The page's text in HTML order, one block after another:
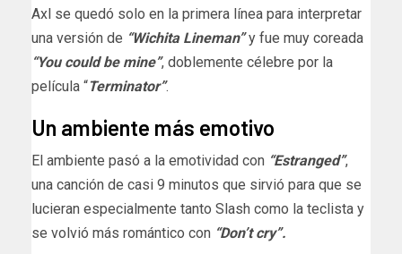
Axl se quedó solo en la primera línea para interpretar
una versión de “Wichita Lineman”y fue muy coreada
“You could be mine”, doblemente célebre por la
película “Terminator”.
Un ambiente más emotivo
El ambiente pasó a la emotividad con “Estranged”,
una canción de casi 9 minutos que sirvió para que se
lucieran especialmente tanto Slash como la teclista y
se volvió más romántico con “Don’t cry”.